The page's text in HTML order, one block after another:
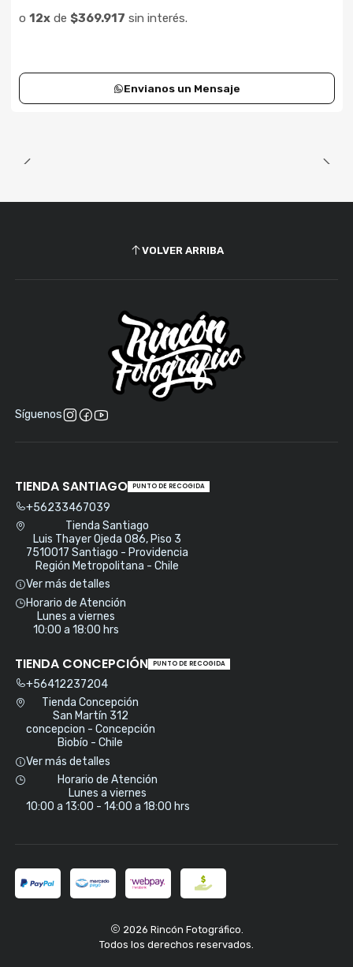
o 12xde $369.917 sin interés.
Envianos un Mensaje
VOLVER ARRIBA
Síguenos
TIENDA SANTIAGO PUNTO DE RECOGIDA
+56233467039
Tienda Santiago
Luis Thayer Ojeda 086, Piso 3
7510017 Santiago - Providencia
Región Metropolitana - Chile
Ver más detalles
Horario de Atención
Lunes a viernes
10:00 a 18:00 hrs
TIENDA CONCEPCIÓN PUNTO DE RECOGIDA
+56412237204
Tienda Concepción
San Martín 312
concepcion - Concepción
Biobío - Chile
Ver más detalles
Horario de Atención
Lunes a viernes
10:00 a 13:00 - 14:00 a 18:00 hrs
2026 Rincón Fotográfico.
Todos los derechos reservados.